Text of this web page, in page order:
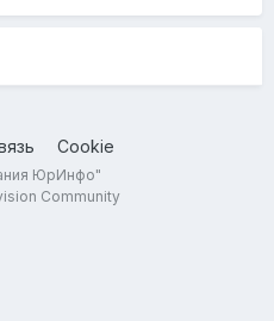
Cookie
ЮрИнфо"
Community